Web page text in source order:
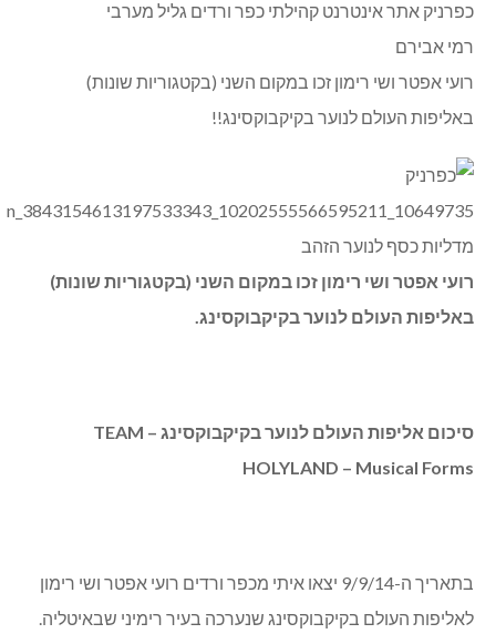
כפרניק אתר אינטרנט קהילתי כפר ורדים גליל מערבי
רמי אבירם
רועי אפטר ושי רימון זכו במקום השני (בקטגוריות שונות)
באליפות העולם לנוער בקיקבוקסינג!!
רועי אפטר ושי רימון זכו במקום השני (בקטגוריות שונות)
באליפות העולם לנוער בקיקבוקסינג.
סיכום אליפות העולם לנוער בקיקבוקסינג – TEAM
HOLYLAND – Musical Forms
בתאריך ה-9/9/14 יצאו איתי מכפר ורדים רועי אפטר ושי רימון
לאליפות העולם בקיקבוקסינג שנערכה בעיר רימיני שבאיטליה.